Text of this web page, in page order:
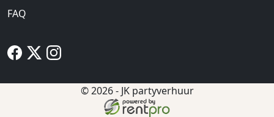
FAQ
© 2026 - JK partyverhuur